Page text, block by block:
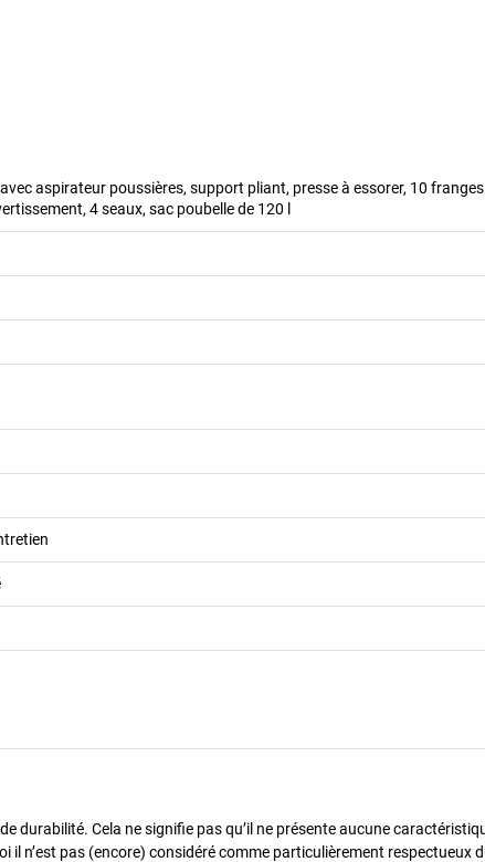
aspirateur poussières, support pliant, presse à essorer, 10
4 seaux, sac poubelle de 120 l
durabilité. Cela ne signifie pas qu’il ne présente aucune
n’est pas (encore) considéré comme particulièrement respectueux